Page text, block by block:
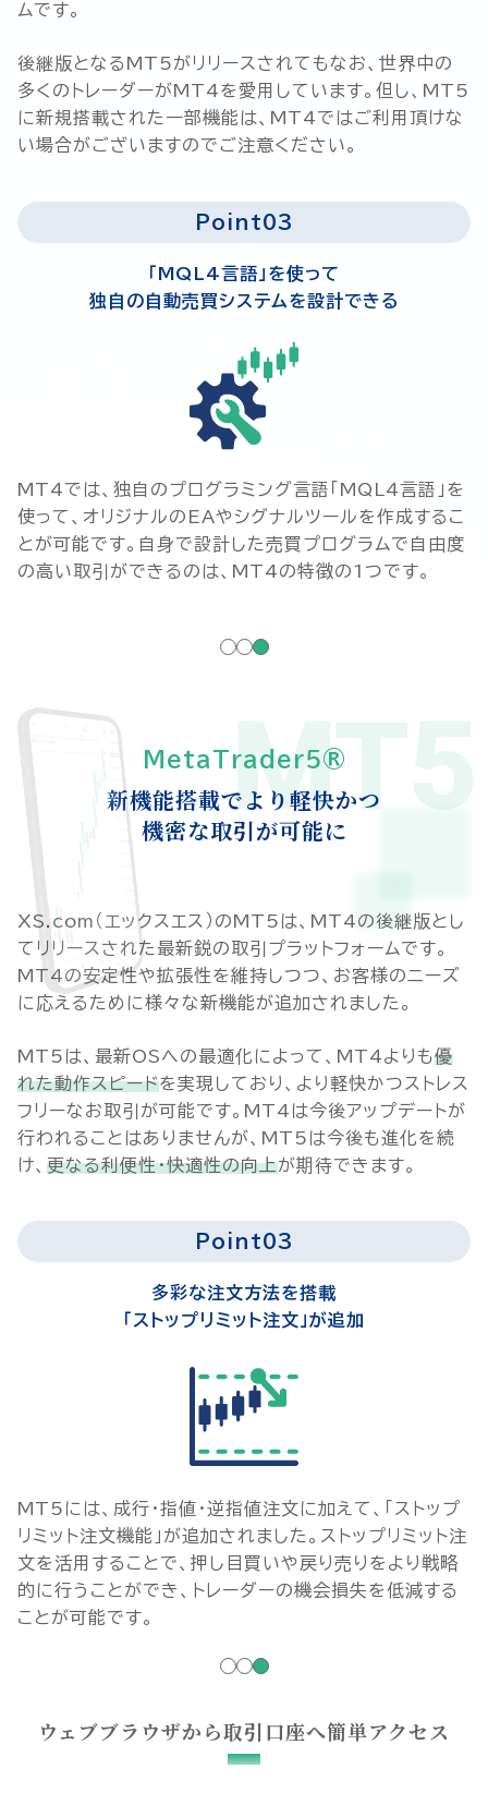
ムです。
後継版となるMT5がリリースされてもなお、世界中の
多くのトレーダーがMT4を愛用しています。但し、MT5
に新規搭載された一部機能は、MT4ではご利用頂けな
い場合がございますのでご注意ください。
Point03
「MQL4言語」を使って
独自の自動売買システムを設計できる
MT4では、独自のプログラミング言語「MQL4言語」を
使って、オリジナルのEAやシグナルツールを作成するこ
とが可能です。自身で設計した売買プログラムで自由度
の高い取引ができるのは、MT4の特徴の1つです。
MetaTrader5®
新機能搭載でより軽快かつ
機密な取引が可能に
XS.com（エックスエス）のMT5は、MT4の後継版とし
てリリースされた最新鋭の取引プラットフォームです。
MT4の安定性や拡張性を維持しつつ、お客様のニーズ
に応えるために様々な新機能が追加されました。
MT5は、最新OSへの最適化によって、MT4よりも優
れた動作スピードを実現しており、より軽快かつストレス
フリーなお取引が可能です。MT4は今後アップデートが
行われることはありませんが、MT5は今後も進化を続
け、 更なる利便性・快適性の向上が期待できます。
Point03
多彩な注文方法を搭載
「ストップリミット注文」が追加
MT5には、成行・指値・逆指値注文に加えて、「ストップ
リミット注文機能」が追加されました。ストップリミット注
文を活用することで、押し目買いや戻り売りをより戦略
的に行うことができ、トレーダーの機会損失を低減する
ことが可能です。
MT5
ウェブブラウザから取引口座へ簡単アクセス